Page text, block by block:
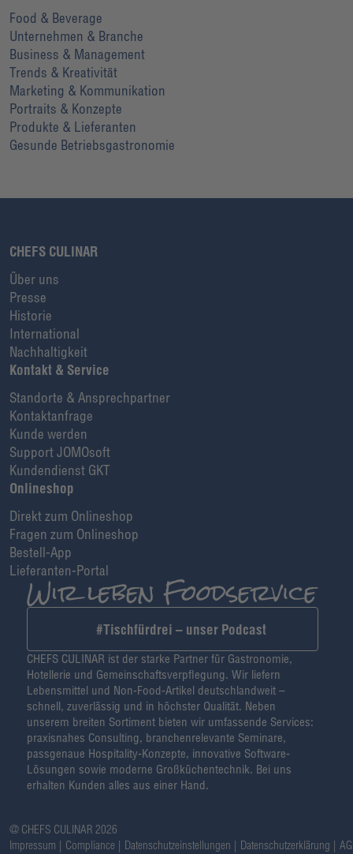
Food & Beverage
Unternehmen & Branche
Business & Management
Trends & Kreativität
Marketing & Kommunikation
Portraits & Konzepte
Produkte & Lieferanten
Gesunde Betriebsgastronomie
CHEFS CULINAR
Über uns
Presse
Historie
International
Nachhaltigkeit
Kontakt & Service
Standorte & Ansprechpartner
Kontaktanfrage
Kunde werden
Support JOMOsoft
Kundendienst GKT
Onlineshop
Direkt zum Onlineshop
Fragen zum Onlineshop
Bestell-App
Lieferanten-Portal
#Tischfürdrei – unser Podcast
CHEFS CULINAR ist der starke Partner für Gastronomie,
Hotellerie und Gemeinschaftsverpflegung. Wir liefern
Lebensmittel und Non-Food-Artikel deutschlandweit –
schnell, zuverlässig und in höchster Qualität. Neben
unserem breiten Sortiment bieten wir umfassende Services:
praxisnahes Consulting, branchenrelevante Seminare,
passgenaue Hospitality-Konzepte, innovative Software-
Lösungen sowie moderne Großküchentechnik. Bei uns
erhalten Kunden alles aus einer Hand.
@ CHEFS CULINAR 2026
Impressum
Compliance Datenschutzeinstellungen Datenschutzerklärung